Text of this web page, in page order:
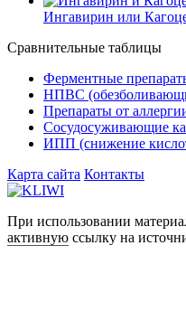
Ингавирин или
Сравнительные таблицы
Ферментные
НПВС
Препараты от
Сосудосуживающие
ИПП (снижение
Карта сайта Контакты
При использовании
активную ссылку на